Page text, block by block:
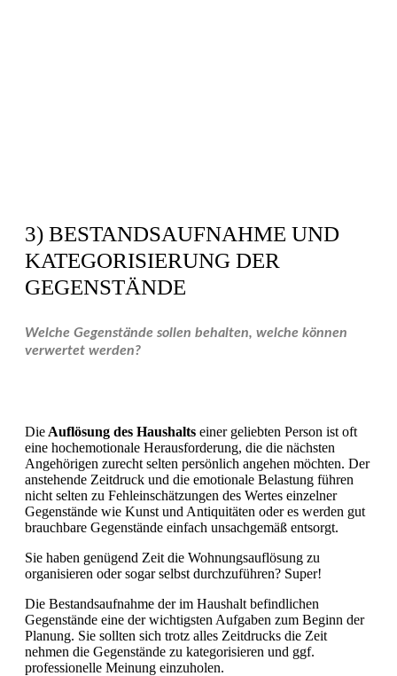
3) BESTANDSAUFNAHME UND
KATEGORISIERUNG DER
GEGENSTÄNDE
Welche Gegenstände sollen behalten, welche können
verwertet werden?
Die Auflösung des Haushalts einer geliebten Person ist oft
eine hochemotionale Herausforderung, die die nächsten
Angehörigen zurecht selten persönlich angehen möchten. Der
anstehende Zeitdruck und die emotionale Belastung führen
nicht selten zu Fehleinschätzungen des Wertes einzelner
Gegenstände wie Kunst und Antiquitäten oder es werden gut
brauchbare Gegenstände einfach unsachgemäß entsorgt.
Sie haben genügend Zeit die Wohnungsauflösung zu
organisieren oder sogar selbst durchzuführen? Super!
Die Bestandsaufnahme der im Haushalt befindlichen
Gegenstände eine der wichtigsten Aufgaben zum Beginn der
Planung. Sie sollten sich trotz alles Zeitdrucks die Zeit
nehmen die Gegenstände zu kategorisieren und ggf.
professionelle Meinung einzuholen.